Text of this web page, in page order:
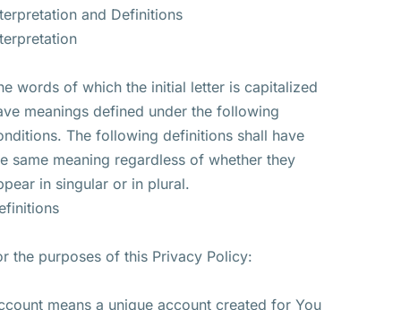
and Definitions
words of which the initial letter is capitalized
meanings defined under the following
The following definitions shall have
same meaning regardless of whether they
in singular or in plural.
the purposes of this Privacy Policy:
means a unique account created for You